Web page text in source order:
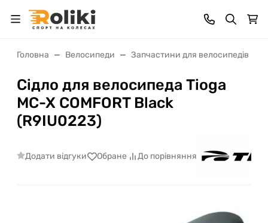
Головна Велосипеди Запчастини для велосипедів
Сідло для велосипеда Tioga
MC-X COMFORT Black
(R9IU0223)
Додати відгуки Обране До порівняння